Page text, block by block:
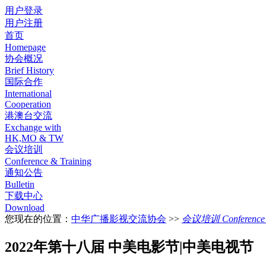
用户登录
用户注册
首页
Homepage
协会概况
Brief History
国际合作
International
Cooperation
港澳台交流
Exchange with
HK,MO & TW
会议培训
Conference & Training
通知公告
Bulletin
下载中心
Download
您现在的位置： 中华广播影视交流协会 >> 会议培训
2022年第十八届 中美电影节|中美电视节